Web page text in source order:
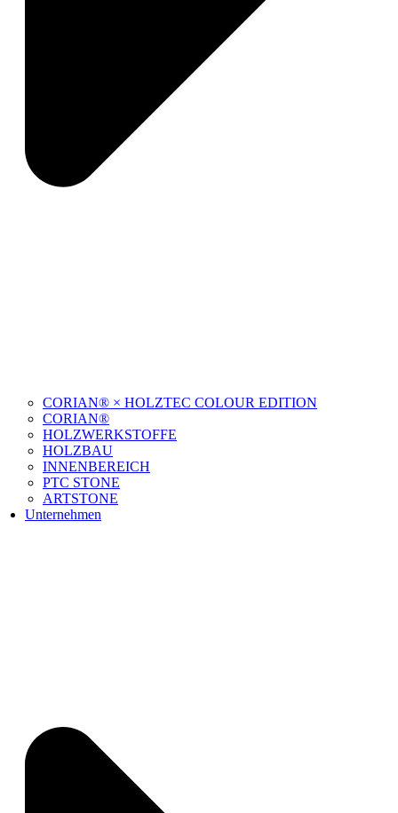
CORIAN® × HOLZTEC COLOUR EDITION
CORIAN®
HOLZWERKSTOFFE
HOLZBAU
INNENBEREICH
PTC STONE
ARTSTONE
Unternehmen